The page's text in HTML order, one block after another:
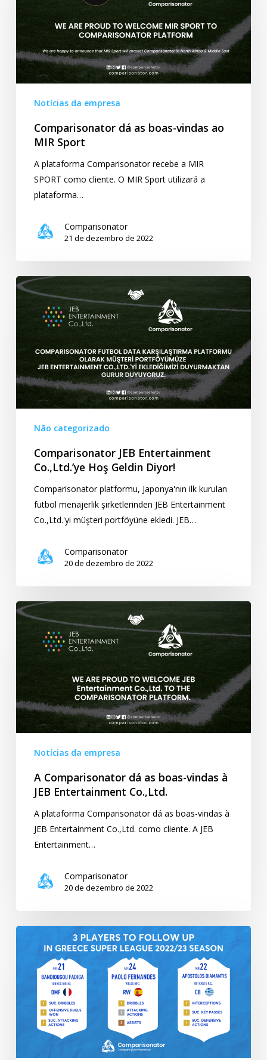
MIR
Sport
Notícias da empresa
Comparisonator dá as boas-vindas ao
MIR Sport
A plataforma Comparisonator recebe a MIR
SPORT como cliente. O MIR Sport utilizará a
plataforma…
Comparisonator
21 de dezembro de 2022
Comparisonator
Entertainment
Co.,Ltd.’ye
Diyor!
Não categorizado
Comparisonator JEB Entertainment
Co.,Ltd.’ye Hoş Geldin Diyor!
Comparisonator platformu, Japonya'nın ilk kurulan
futbol menajerlik şirketlerinden JEB Entertainment
Co.,Ltd.'yi müşteri portföyüne ekledi. JEB…
Comparisonator
20 de dezembro de 2022
A
Comparisonator
vindas
à
Entertainment
Co.,Ltd.Notícias da empresa
A Comparisonator dá as boas-vindas à
JEB Entertainment Co.,Ltd.
A plataforma Comparisonator dá as boas-vindas à
JEB Entertainment Co.,Ltd. como cliente. A JEB
Entertainment…
Comparisonator
20 de dezembro de 2022
jogadores
acompanhados
da